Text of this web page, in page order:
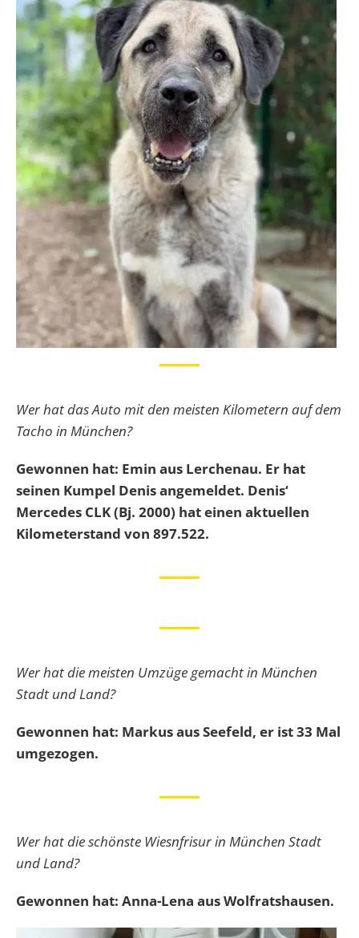
Wer hat das Auto mit den meisten Kilometern auf dem
Tacho in München?
Gewonnen hat: Emin aus Lerchenau. Er hat
seinen Kumpel Denis angemeldet. Denis‘
Mercedes CLK (Bj. 2000) hat einen aktuellen
Kilometerstand von 897.522.
Wer hat die meisten Umzüge gemacht in München
Stadt und Land?
Gewonnen hat: Markus aus Seefeld, er ist 33 Mal
umgezogen.
Wer hat die schönste Wiesnfrisur in München Stadt
und Land?
Gewonnen hat: Anna-Lena aus Wolfratshausen.